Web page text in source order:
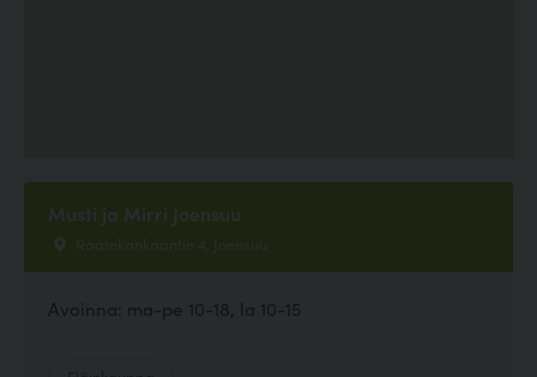
Musti ja Mirri Joensuu
Raatekankaantie 4, Joensuu
Avoinna: ma-pe 10-18, la 10-15